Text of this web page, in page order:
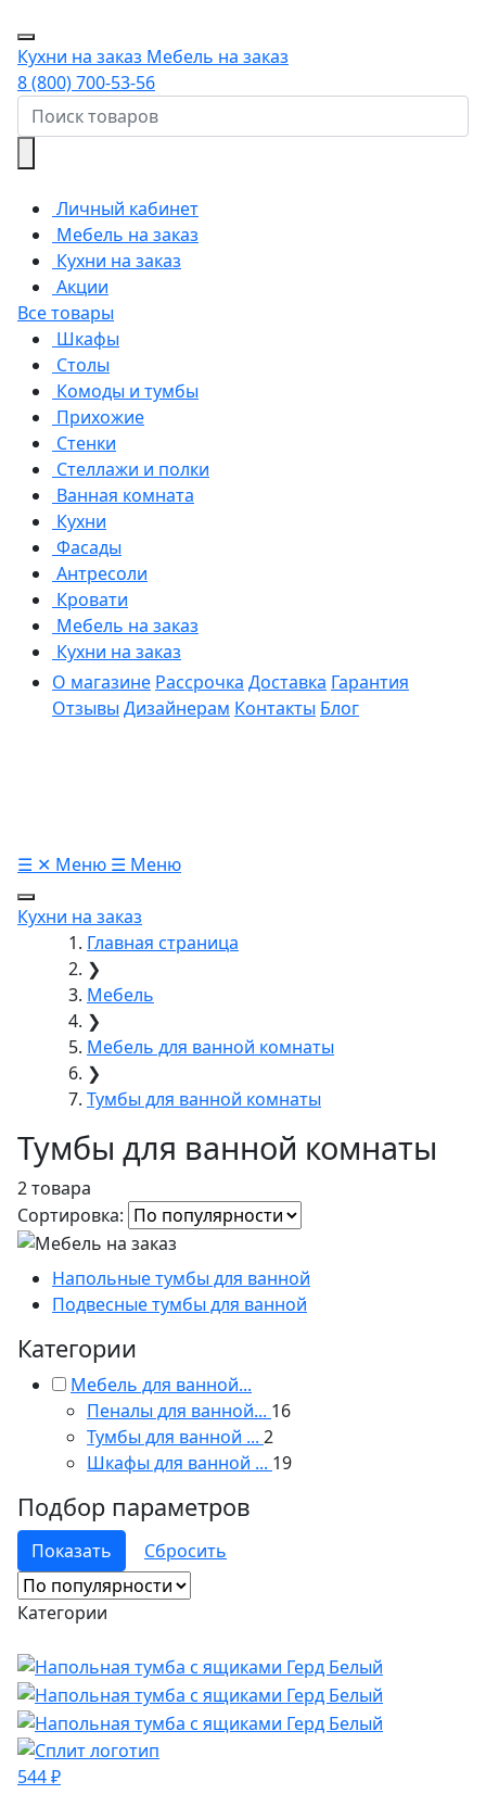
Кухни на заказ Мебель на заказ
8 (800) 700-53-56
Личный кабинет
Мебель на заказ
Кухни на заказ
Акции
Все товары
Шкафы
Столы
Комоды и тумбы
Прихожие
Стенки
Стеллажи и полки
Ванная комната
Кухни
Фасады
Антресоли
Кровати
Мебель на заказ
Кухни на заказ
О магазине Рассрочка Доставка Гарантия
Отзывы Дизайнерам Контакты Блог
☰ ✕ Меню ☰ Меню
Кухни на заказ
Главная страница
❯
Мебель
❯
Мебель для ванной комнаты
❯
Тумбы для ванной комнаты
Тумбы для ванной комнаты
2 товара
Сортировка:
Напольные тумбы для ванной
Подвесные тумбы для ванной
Категории
Мебель для ванной...
Пеналы для ванной... 16
Тумбы для ванной ... 2
Шкафы для ванной ... 19
Подбор параметров
Категории
544 ₽